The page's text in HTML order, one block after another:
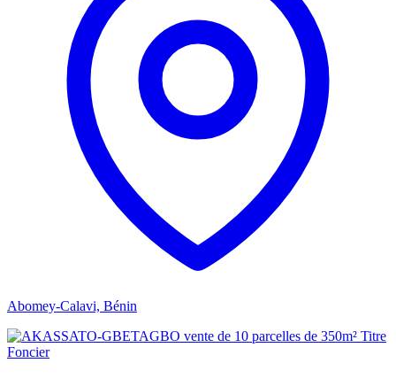
Abomey-Calavi, Bénin